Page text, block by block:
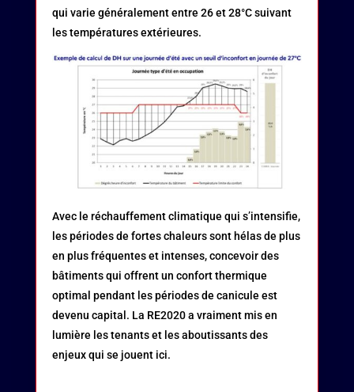
qui varie généralement entre 26 et 28°C suivant
les températures extérieures.
Avec le réchauffement climatique qui s’intensifie,
les périodes de fortes chaleurs sont hélas de plus
en plus fréquentes et intenses, concevoir des
bâtiments qui offrent un confort thermique
optimal pendant les périodes de canicule est
devenu capital. La RE2020 a vraiment mis en
lumière les tenants et les aboutissants des
enjeux qui se jouent ici.